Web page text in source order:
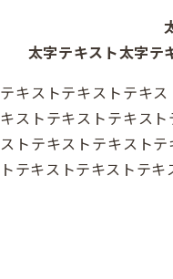
太字テキスト太字テ
テキストテキストテキ
キストテキストテキス
ストテキストテキスト
トテキストテキストテ